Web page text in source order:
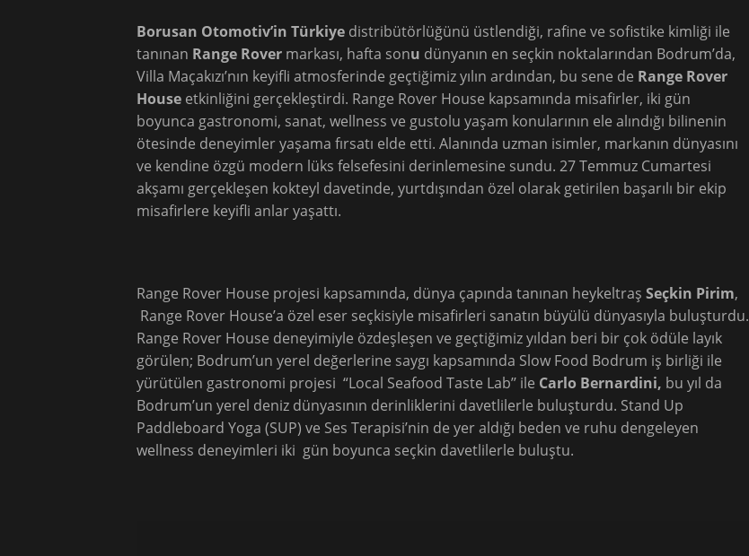
Borusan Otomotiv’in Türkiye distribütörlüğünü üstlendiği, rafine ve sofistike kimliği ile
tanınan Range Rover markası, hafta sonu dünyanın en seçkin noktalarından Bodrum’da,
Villa Maçakızı’nın keyifli atmosferinde geçtiğimiz yılın ardından, bu sene de Range Rover
House etkinliğini gerçekleştirdi. Range Rover House kapsamında misafirler, iki gün
boyunca gastronomi, sanat, wellness ve gustolu yaşam konularının ele alındığı bilinenin
ötesinde deneyimler yaşama fırsatı elde etti. Alanında uzman isimler, markanın dünyasını
ve kendine özgü modern lüks felsefesini derinlemesine sundu. 27 Temmuz Cumartesi
akşamı gerçekleşen kokteyl davetinde, yurtdışından özel olarak getirilen başarılı bir ekip
misafirlere keyifli anlar yaşattı.
Range Rover House projesi kapsamında, dünya çapında tanınan heykeltraş Seçkin Pirim,
Range Rover House’a özel eser seçkisiyle misafirleri sanatın büyülü dünyasıyla buluşturdu.
Range Rover House deneyimiyle özdeşleşen ve geçtiğimiz yıldan beri bir çok ödüle layık
görülen; Bodrum’un yerel değerlerine saygı kapsamında Slow Food Bodrum iş birliği ile
yürütülen gastronomi projesi “Local Seafood Taste Lab’’ ile Carlo Bernardini, bu yıl da
Bodrum’un yerel deniz dünyasının derinliklerini davetlilerle buluşturdu. Stand Up
Paddleboard Yoga (SUP) ve Ses Terapisi’nin de yer aldığı beden ve ruhu dengeleyen
wellness deneyimleri iki gün boyunca seçkin davetlilerle buluştu.